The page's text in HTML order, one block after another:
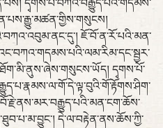
དྭགས་པོ་བཀའ་བརྒྱུད་པའི་གདམས་
ཇོ་བོ་ན་རོ་པའི་མན་
དྭགས་པོ་
དེ་ལ་བརྟེན་ནས་ཆོས་ཀྱི་